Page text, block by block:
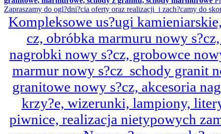
Zapraszamy do ogl?dni?cia oferty oraz realizacji i zach?camy do
Kompleksowe us?ugi
cz, obróbka marmuru nowy
nagrobki nowy s?cz, grobowce
marmur nowy s?cz schody granit
granitowe nowy s?cz, akcesoria
krzy?e, wizerunki, lampiony,
piwnice, realizacja nietypowych